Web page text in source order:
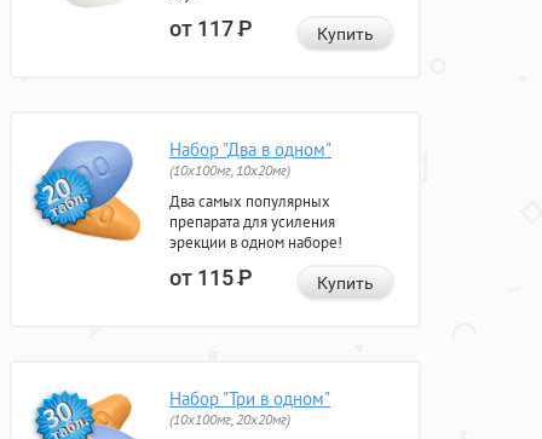
от 117Р Купить
Набор "Два в одном"
(10x100мг, 10x20мг)
Два самых популярных
препарата для усиления
эрекции в одном наборе!
от 115Р Купить
Набор "Три в одном"
(10x100мг, 20x20мг)